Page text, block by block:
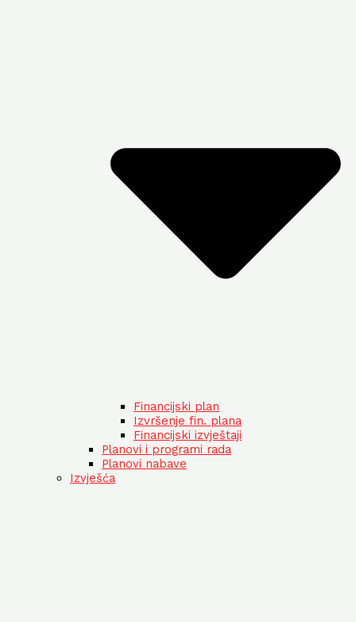
Financijski plan
Izvršenje fin. plana
Financijski izvještaji
Planovi i programi rada
Planovi nabave
Izvješća